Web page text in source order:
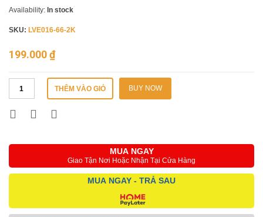
Availability: In stock
SKU: LVE016-66-2K
199.000₫
THÊM VÀO GIỎ BUY NOW
MUA NGAY
Giao Tận Nơi Hoặc Nhận Tại Cửa Hàng
MUA NGAY - TRẢ SAU